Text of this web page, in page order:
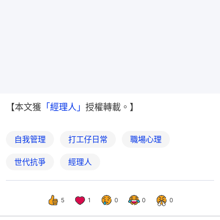
【本文獲 「經理人」 授權轉載。】
自我管理 打工仔日常 職場心理
世代抗爭 經理人
5 1 0 0 0